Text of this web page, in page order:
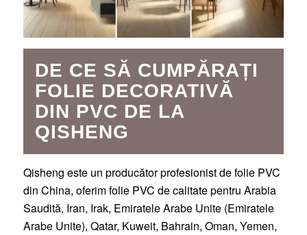
DE CE SĂ CUMPĂRAȚI
FOLIE DECORATIVĂ
DIN PVC DE LA
QISHENG
Qisheng este un producător profesionist de folie PVC
din China, oferim folie PVC de calitate pentru Arabia
Saudită, Iran, Irak, Emiratele Arabe Unite (Emiratele
Arabe Unite), Qatar, Kuweit, Bahrain, Oman, Yemen,